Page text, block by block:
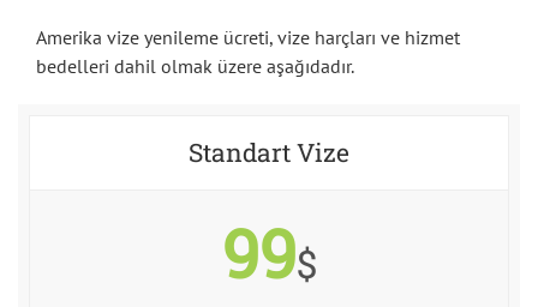
Amerika vize yenileme ücreti, vize harçları ve hizmet
bedelleri dahil olmak üzere aşağıdadır.
Standart Vize
99$